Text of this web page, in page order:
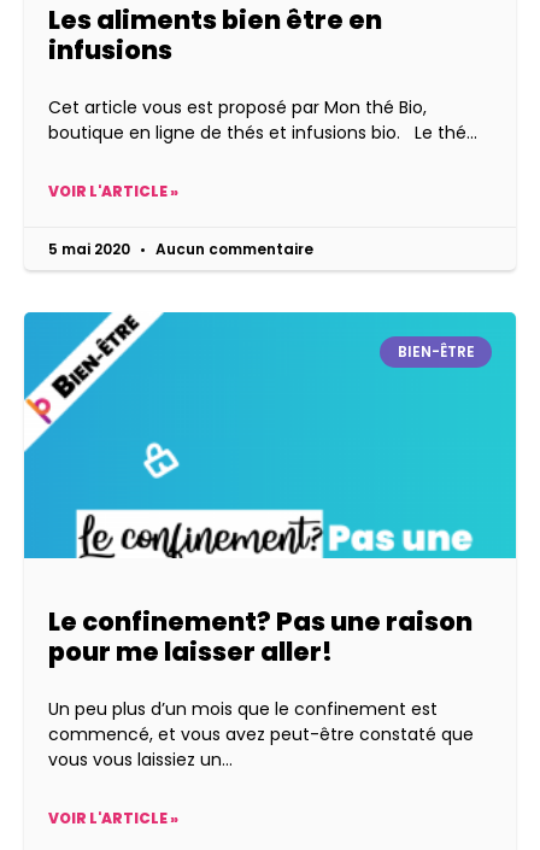
Les aliments bien être en
infusions
Cet article vous est proposé par Mon thé Bio,
boutique en ligne de thés et infusions bio. Le thé
VOIR L'ARTICLE »
5 mai 2020 Aucun commentaire
BIEN-ÊTRE
Le confinement? Pas une raison
pour me laisser aller!
Un peu plus d’un mois que le confinement est
commencé, et vous avez peut-être constaté que
vous vous laissiez un
VOIR L'ARTICLE »